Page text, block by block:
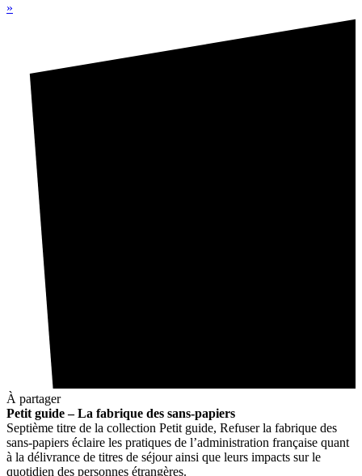
»
À partager
Petit guide – La fabrique des sans-papiers
Septième titre de la collection Petit guide, Refuser la fabrique des
sans-papiers éclaire les pratiques de l’administration française quant
à la délivrance de titres de séjour ainsi que leurs impacts sur le
quotidien des personnes étrangères.